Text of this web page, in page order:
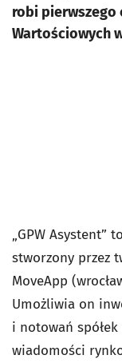
robi pierwszego
Wartościowych
„GPW Asystent”
stworzony przez
MoveApp
Umożliwia on
i notowań
wiadomości